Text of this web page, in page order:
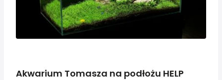
Akwarium Tomasza na podłożu HELP